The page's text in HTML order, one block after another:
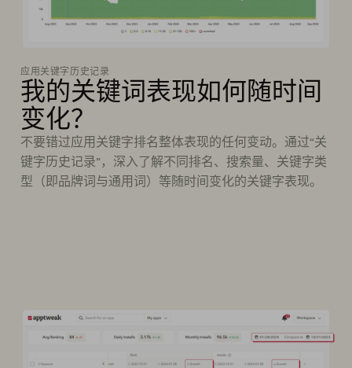
应用关键字历史记录
我的关键词表现如何随时间
变化？
不要错过应用关键字排名整体表现的任何变动。通过“关
键字历史记录”，深入了解不同排名、搜索量、关键字类
型（即品牌词与通用词）等随时间变化的关键字表现。